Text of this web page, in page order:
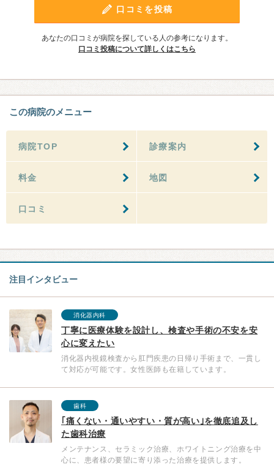
口コミを投稿
あなたの口コミが病院を探している人の参考になります。
口コミ投稿について詳しくはこちら
この病院のメニュー
病院TOP 診療案内
料金 地図
口コミ
注目インタビュー
消化器内科
丁寧に医療体験を設計し、検査や手術の不安を安
心に変えたい
消化器内視鏡検査から肛門疾患の日帰り手術まで、一貫し
て対応が可能です。女性医師も在籍しています。
歯科
｢痛くない・通いやすい・質が高い｣を徹底追及し
た歯科治療
メンテナンス、セラミック治療、ホワイトニング治療を中
心に、患者様の要望に寄り添った治療を提供します。